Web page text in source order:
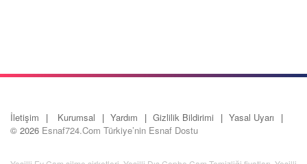
İletişim Kurumsal Yardım Gizlilik Bildirimi
Yasal Uyarı
© 2026 Esnaf724.Com Türkiye’nin Esnaf Dostu